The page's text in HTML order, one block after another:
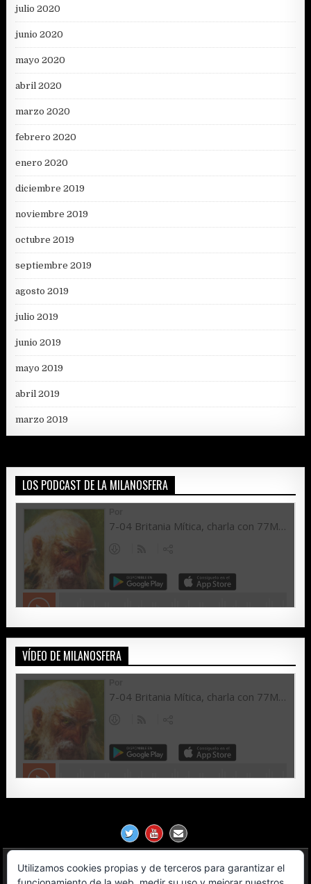
julio 2020
junio 2020
mayo 2020
abril 2020
marzo 2020
febrero 2020
enero 2020
diciembre 2019
noviembre 2019
octubre 2019
septiembre 2019
agosto 2019
julio 2019
junio 2019
mayo 2019
abril 2019
marzo 2019
LOS PODCAST DE LA MILANOSFERA
VÍDEO DE MILANOSFERA
Política de Privacidad
Utilizamos cookies propias y de terceros para garantizar el